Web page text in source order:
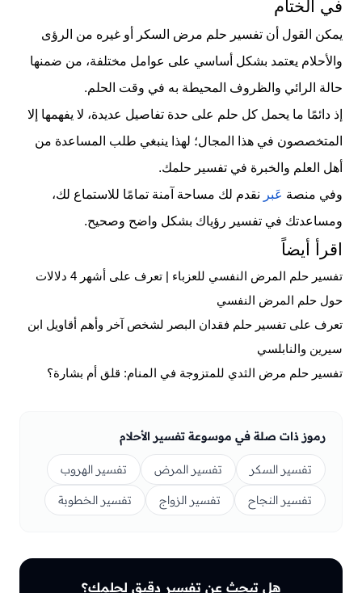
في الختام
يمكن القول أن تفسير حلم مرض السكر أو غيره من الرؤى
والأحلام يعتمد بشكل أساسي على عوامل مختلفة، من ضمنها
حالة الرائي والظروف المحيطة به في وقت الحلم.
إذ دائمًا ما يحمل كل حلم على حدة تفاصيل عديدة، لا يفهمها إلا
المتخصصون في هذا المجال؛ لهذا ينبغي طلب المساعدة من
أهل العلم والخبرة في تفسير حلمك.
وفي منصة عَبر نقدم لك مساحة آمنة تمامًا للاستماع لك،
ومساعدتك في تفسير رؤياك بشكل واضح وصحيح.
اقرأ أيضاً
تفسير حلم المرض النفسي للعزباء | تعرف على أشهر 4 دلالات
حول حلم المرض النفسي
تعرف على تفسير حلم فقدان البصر لشخص آخر وأهم أقاويل ابن
سيرين والنابلسي
تفسير حلم مرض الثدي للمتزوجة في المنام: قلق أم بشارة؟
رموز ذات صلة في موسوعة تفسير الأحلام
تفسير السكر تفسير المرض تفسير الهروب
تفسير النجاح تفسير الزواج تفسير الخطوبة
هل تبحث عن تفسيرٍ دقيقٍ لحلمك؟